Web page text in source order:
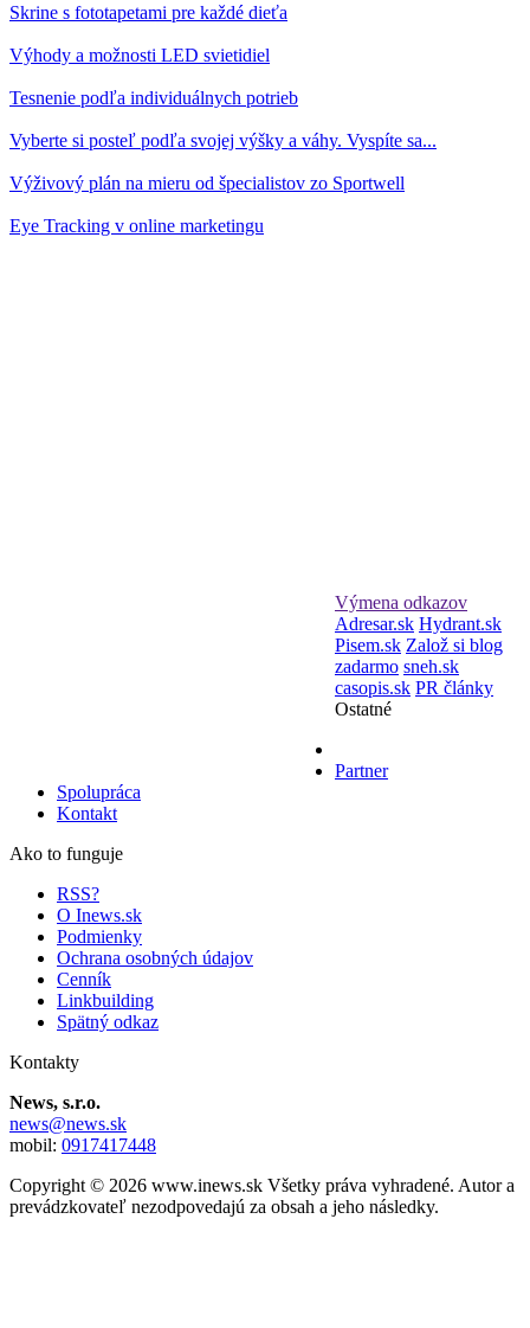
Skrine s fototapetami pre každé dieťa
Výhody a možnosti LED svietidiel
Tesnenie podľa individuálnych potrieb
Vyberte si posteľ podľa svojej výšky a váhy. Vyspíte sa...
Výživový plán na mieru od špecialistov zo Sportwell
Eye Tracking v online marketingu
Výmena odkazov
Adresar.sk Hydrant.sk
Pisem.sk Založ si blog
zadarmo sneh.sk
casopis.sk PR články
Ostatné
Partner
Spolupráca
Kontakt
Ako to funguje
RSS?
O Inews.sk
Podmienky
Ochrana osobných údajov
Cenník
Linkbuilding
Spätný odkaz
Kontakty
News, s.r.o.
news@news.sk
mobil: 0917417448
Copyright © 2026 www.inews.sk Všetky práva vyhradené. Autor a
prevádzkovateľ nezodpovedajú za obsah a jeho následky.